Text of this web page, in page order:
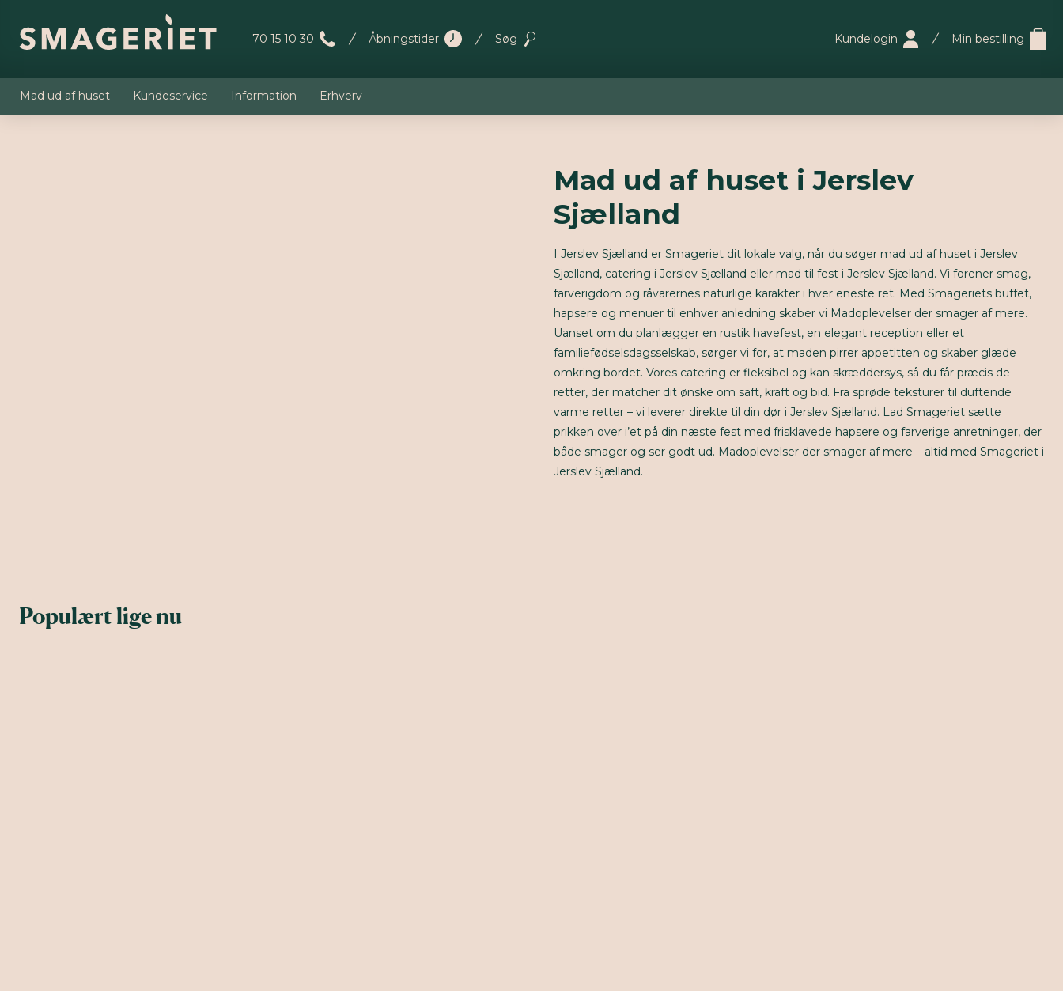
70 15 10 30 Åbningstider Søg Kundelogin Min bestilling
Mad ud af huset Kundeservice Information Erhverv
Mad ud af huset i Jerslev
Sjælland
I Jerslev Sjælland er Smageriet dit lokale valg, når du søger mad ud af huset i Jerslev
Sjælland, catering i Jerslev Sjælland eller mad til fest i Jerslev Sjælland. Vi forener smag,
farverigdom og råvarernes naturlige karakter i hver eneste ret. Med Smageriets buffet,
hapsere og menuer til enhver anledning skaber vi Madoplevelser der smager af mere.
Uanset om du planlægger en rustik havefest, en elegant reception eller et
familiefødselsdagsselskab, sørger vi for, at maden pirrer appetitten og skaber glæde
omkring bordet. Vores catering er fleksibel og kan skræddersys, så du får præcis de
retter, der matcher dit ønske om saft, kraft og bid. Fra sprøde teksturer til duftende
varme retter – vi leverer direkte til din dør i Jerslev Sjælland. Lad Smageriet sætte
prikken over i’et på din næste fest med frisklavede hapsere og farverige anretninger, der
både smager og ser godt ud. Madoplevelser der smager af mere – altid med Smageriet i
Jerslev Sjælland.
Populært lige nu